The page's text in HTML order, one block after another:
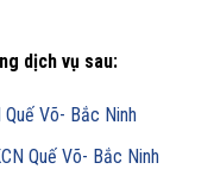
dịch vụ sau:
Võ- Bắc Ninh
Quế Võ- Bắc Ninh